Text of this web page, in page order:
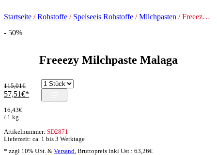
Startseite /Rohstoffe / Speiseeis Rohstoffe /Milchpasten / Freeezy Milchpaste Malaga
- 50%
Freeezy Milchpaste Malaga
115,01€
Ursprünglicher
war:
115,01€
57,51€
Preis
* zzgl 10% USt. & Versand Bruttopreis inkl Ust.: 63,26€
Artikelnummer: SD2871
16,43€
/ 1 kg
Lieferzeit: ca. 1 bis 3 Werktage